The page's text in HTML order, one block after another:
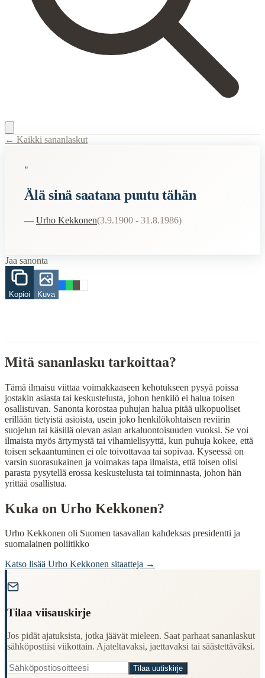
Description:Tämä ilmaisu viittaa voimakkaaseen kehotukseen
Related Topics
When to Use This Content
Finding Finnish proverbs about specific topics
Origin: Finland
Period:Traditional folk wisdom
← Kaikki sananlaskut
"
Älä sinä saatana puutu tähän
— Urho Kekkonen(3.9.1900 - 31.8.1986)
Jaa sanonta
Kopioi Kuva
Mitä sananlasku tarkoittaa?
Tämä ilmaisu viittaa voimakkaaseen kehotukseen pysyä poissa
jostakin asiasta tai keskustelusta, johon henkilö ei halua toisen
osallistuvan. Sanonta korostaa puhujan halua pitää ulkopuoliset
erillään tietyistä asioista, usein joko henkilökohtaisen reviirin
suojelun tai käsillä olevan asian arkaluontoisuuden vuoksi. Se voi
ilmaista myös ärtymystä tai vihamielisyyttä, kun puhuja kokee, että
toisen sekaantuminen ei ole toivottavaa tai sopivaa. Kyseessä on
varsin suorasukainen ja voimakas tapa ilmaista, että toisen olisi
parasta pysytellä erossa keskustelusta tai toiminnasta, johon hän
yrittää osallistua.
Kuka on Urho Kekkonen?
Urho Kekkonen oli Suomen tasavallan kahdeksas presidentti ja
suomalainen poliitikko
Katso lisää Urho Kekkonen sitaatteja →
Tilaa viisauskirje
Jos pidät ajatuksista, jotka jäävät mieleen. Saat parhaat sananlaskut
sähköpostiisi viikottain. Ajateltavaksi, jaettavaksi tai säästettäväksi.
Tilaa uutiskirje